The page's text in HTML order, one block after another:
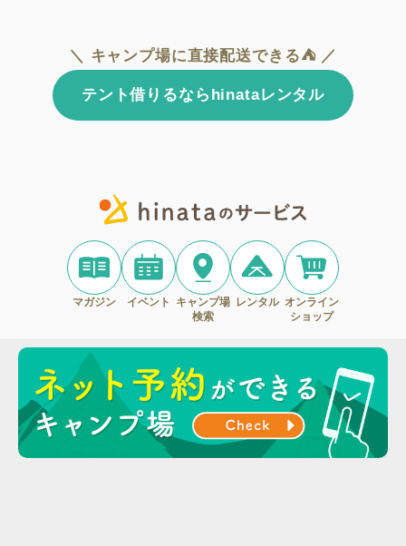
＼ キャンプ場に直接配送できる⛺ ／
テント借りるならhinataレンタル
マガジン イベント
キャンプ場
検索
レンタル オンライン
ショップ